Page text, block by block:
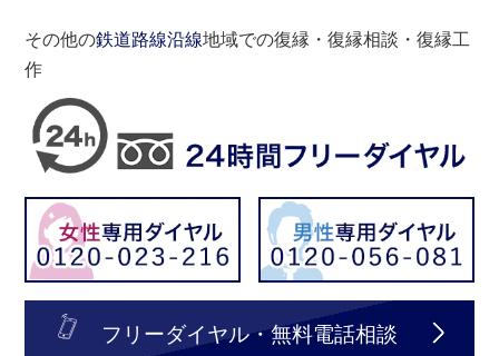
その他の鉄道路線沿線地域での復縁・復縁相談・復縁工
作
フリーダイヤル・無料電話相談